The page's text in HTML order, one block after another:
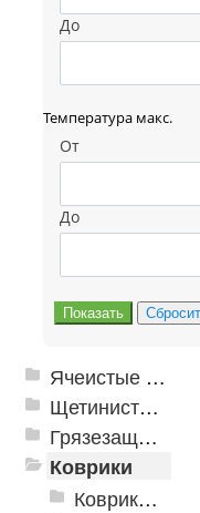
До
Температура макс.
От
До
Ячеистые грязезащитные покрытия
Щетинистые покрытия
Грязезащитные, влаговпитывающие покрытия
Коврики
Коврики влаговпитывающие